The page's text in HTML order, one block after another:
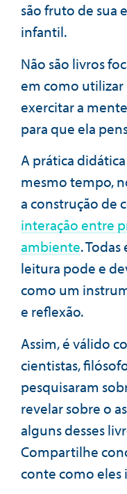
são fruto de sua
infantil.
Não são livros
em como utilizar
exercitar a
para que ela
A prática
mesmo tempo,
a construção de
interação entre
ambiente.
leitura pode e
como um
e reflexão.
Assim, é válido
cientistas,
pesquisaram
revelar sobre o
alguns desses
Compartilhe
conte como eles